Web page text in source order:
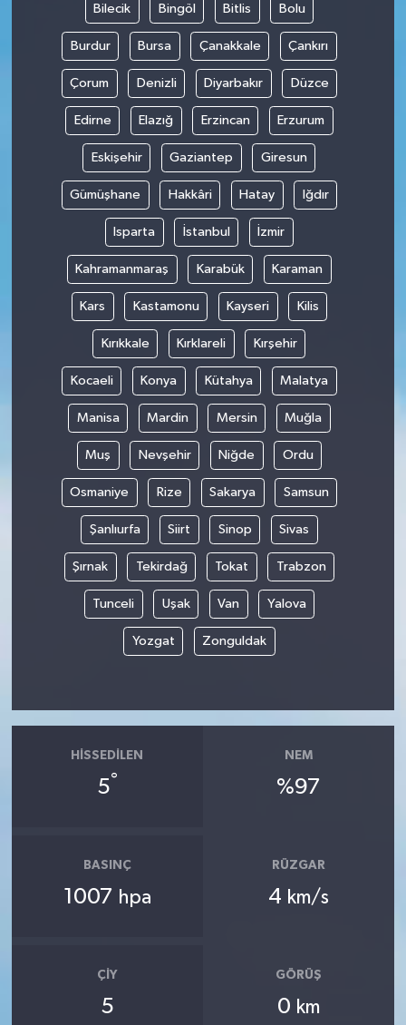
Bilecik Bingöl Bitlis Bolu
Burdur Bursa Çanakkale Çankırı
Çorum Denizli Diyarbakır Düzce
Edirne Elazığ Erzincan Erzurum
Eskişehir Gaziantep Giresun
Gümüşhane Hakkâri Hatay Iğdır
Isparta İstanbul İzmir
Kahramanmaraş Karabük Karaman
Kars Kastamonu Kayseri Kilis
Kırıkkale Kırklareli Kırşehir
Kocaeli Konya Kütahya Malatya
Manisa Mardin Mersin Muğla
Muş Nevşehir Niğde Ordu
Osmaniye Rize Sakarya Samsun
Şanlıurfa Siirt Sinop Sivas
Şırnak Tekirdağ Tokat Trabzon
Tunceli Uşak Van Yalova
Yozgat Zonguldak
HISSEDILEN
5°
NEM
%97
BASINÇ
1007 hpa
RÜZGAR
4 km/s
ÇIY
5
GÖRÜŞ
0 km